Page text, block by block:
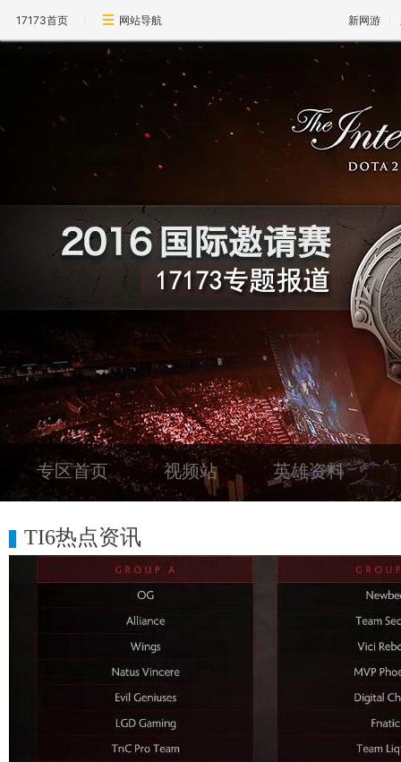
17173首页 网站导航 新网游
专区首页 视频站 英雄资料
TI6热点资讯